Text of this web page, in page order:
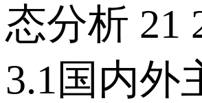
态分析 21
3.1国内外